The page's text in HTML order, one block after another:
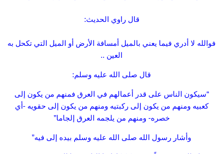
قال راوي الحديث:
فوالله لا أدري فيما يعني بالميل أمسافة الأرض أو الميل التي تكحل به
العين ..
قال صلى الله عليه وسلم:
“سيكون الناس على قدر أعمالهم في العرق فمنهم من يكون إلى
كعبيه ومنهم من يكون إلى ركبتيه ومنهم من يكون إلى حقويه -أي
خصره- ومنهم من يلجمه العرق إلجاما”
وأشار رسول الله صلى الله عليه وسلم بيده إلى فيه”